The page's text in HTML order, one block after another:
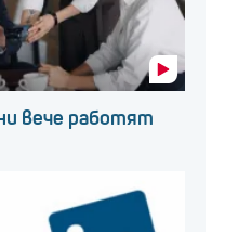
вече работят